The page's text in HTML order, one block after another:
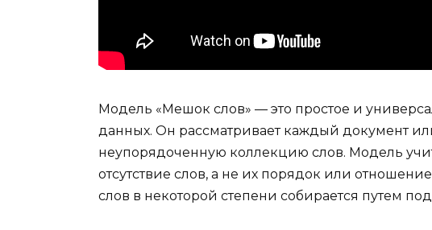
Модель «Мешок слов» — это простое и
данных. Он рассматривает каждый документ
неупорядоченную коллекцию слов. Модель
отсутствие слов, а не их порядок или
слов в некоторой степени собирается путем